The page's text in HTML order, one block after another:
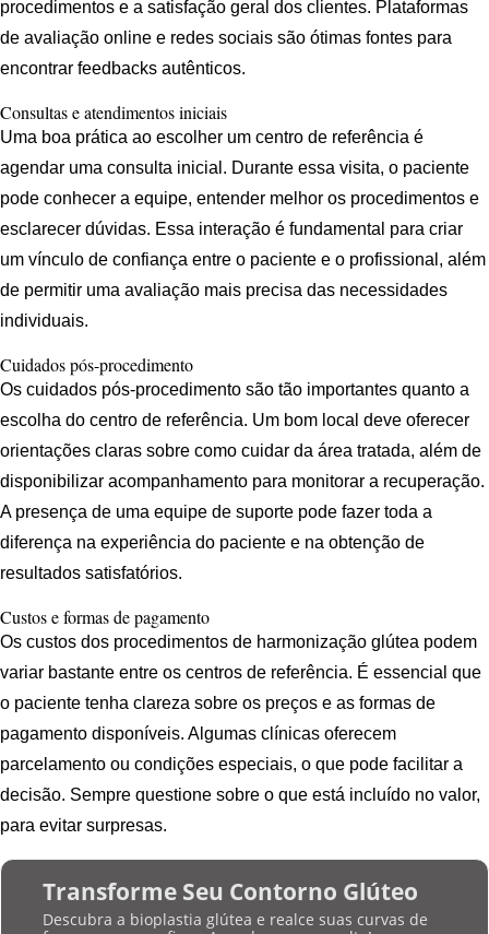
procedimentos e a satisfação geral dos clientes. Plataformas
de avaliação online e redes sociais são ótimas fontes para
encontrar feedbacks autênticos.
Consultas e atendimentos iniciais
Uma boa prática ao escolher um centro de referência é
agendar uma consulta inicial. Durante essa visita, o paciente
pode conhecer a equipe, entender melhor os procedimentos e
esclarecer dúvidas. Essa interação é fundamental para criar
um vínculo de confiança entre o paciente e o profissional, além
de permitir uma avaliação mais precisa das necessidades
individuais.
Cuidados pós-procedimento
Os cuidados pós-procedimento são tão importantes quanto a
escolha do centro de referência. Um bom local deve oferecer
orientações claras sobre como cuidar da área tratada, além de
disponibilizar acompanhamento para monitorar a recuperação.
A presença de uma equipe de suporte pode fazer toda a
diferença na experiência do paciente e na obtenção de
resultados satisfatórios.
Custos e formas de pagamento
Os custos dos procedimentos de harmonização glútea podem
variar bastante entre os centros de referência. É essencial que
o paciente tenha clareza sobre os preços e as formas de
pagamento disponíveis. Algumas clínicas oferecem
parcelamento ou condições especiais, o que pode facilitar a
decisão. Sempre questione sobre o que está incluído no valor,
para evitar surpresas.
Transforme Seu Contorno Glúteo
Descubra a bioplastia glútea e realce suas curvas de